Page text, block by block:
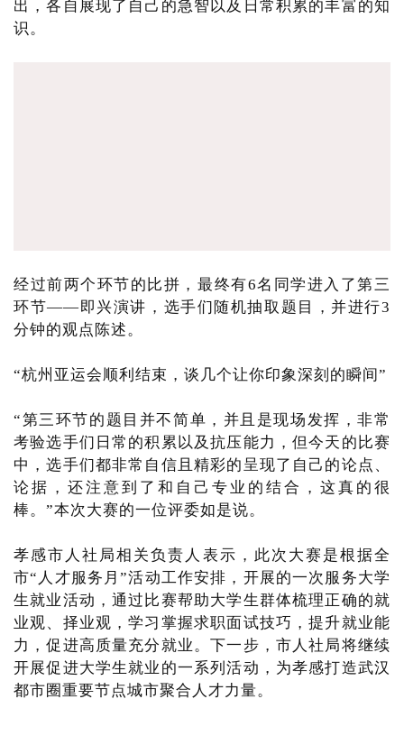
出，各自展现了自己的急智以及日常积累的丰富的知
识。
经过前两个环节的比拼，最终有6名同学进入了第三
环节——即兴演讲，选手们随机抽取题目，并进行3
分钟的观点陈述。
“杭州亚运会顺利结束，谈几个让你印象深刻的瞬间”
“第三环节的题目并不简单，并且是现场发挥，非常
考验选手们日常的积累以及抗压能力，但今天的比赛
中，选手们都非常自信且精彩的呈现了自己的论点、
论据，还注意到了和自己专业的结合，这真的很
棒。”本次大赛的一位评委如是说。
孝感市人社局相关负责人表示，此次大赛是根据全
市“人才服务月”活动工作安排，开展的一次服务大学
生就业活动，通过比赛帮助大学生群体梳理正确的就
业观、择业观，学习掌握求职面试技巧，提升就业能
力，促进高质量充分就业。下一步，市人社局将继续
开展促进大学生就业的一系列活动，为孝感打造武汉
都市圈重要节点城市聚合人才力量。